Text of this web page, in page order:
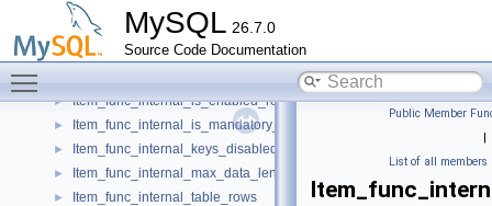
MySQL 26.7.0
Source Code Documentation
Item_func_internal_get_username
Item_func_internal_get_view_warning_or_error
► Item_func_internal_index_column_cardinality
► Item_func_internal_is_enabled_role
► Item_func_internal_is_mandatory_role
► Item_func_internal_keys_disabled
► Item_func_internal_max_data_length
► Item_func_internal_table_rows
Public Member
|
List of all members